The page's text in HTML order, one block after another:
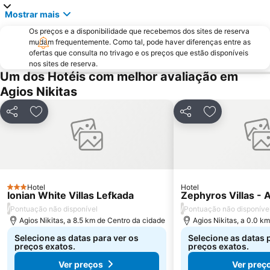
Mostrar mais
Os preços e a disponibilidade que recebemos dos sites de reserva
mudam frequentemente. Como tal, pode haver diferenças entre as
ofertas que consulta no trivago e os preços que estão disponíveis
nos sites de reserva.
Um dos Hotéis com melhor avaliação em
Agios Nikitas
PartilharAdicionar aos favoritos
3 Estrelas
Hotel
Ionian White Villas Lefkada
/Pontuação não disponível
Agios Nikitas, a 8.5 km de Centro da cidade
Selecione as datas para ver os
preços exatos.
Ver preços
PartilharAdicionar
Hotel
Zephyros Villas -
/Pontuação não
Agios Nikitas, a 0.0
Selecione as datas
preços exatos.
Ver